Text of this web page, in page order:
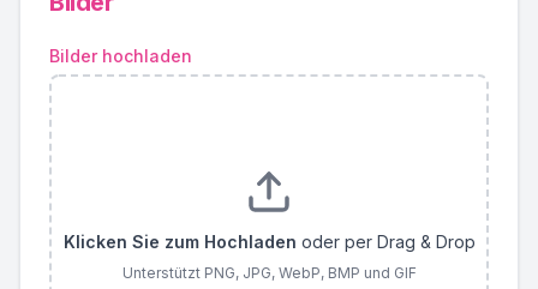
Bilder hochladen
Klicken Sie zum Hochladen oder per Drag & Drop
Unterstützt PNG, JPG, WebP, BMP und GIF